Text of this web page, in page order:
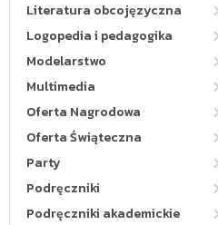
Literatura obcojęzyczna
Logopedia i pedagogika
Modelarstwo
Multimedia
Oferta Nagrodowa
Oferta Świąteczna
Party
Podręczniki
Podręczniki akademickie